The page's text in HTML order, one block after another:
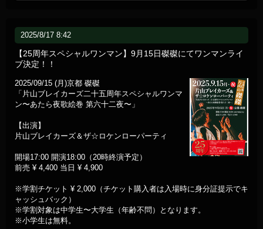
2025/8/17 8:42
【25周年スペシャルワンマン】9月15日磔磔にてワンマンライ
ブ決定！！
2025/09/15 (月)京都 磔磔
「片山ブレイカーズ二十五周年スペシャルワンマ
ン〜あたら夜歌絵巻 第六十二夜〜」
【出演】
片山ブレイカーズ＆ザ☆ロケンローパーティ
開場17:00 開演18:00（20時終演予定）
前売 ¥ 4,400 当日 ¥ 4,900
※学割チケット ¥ 2,000（チケット購入者は入場時に身分証提示でキ
ャッシュバック）
※学割対象は中学生〜大学生（年齢不問）となります。
※小学生は無料。